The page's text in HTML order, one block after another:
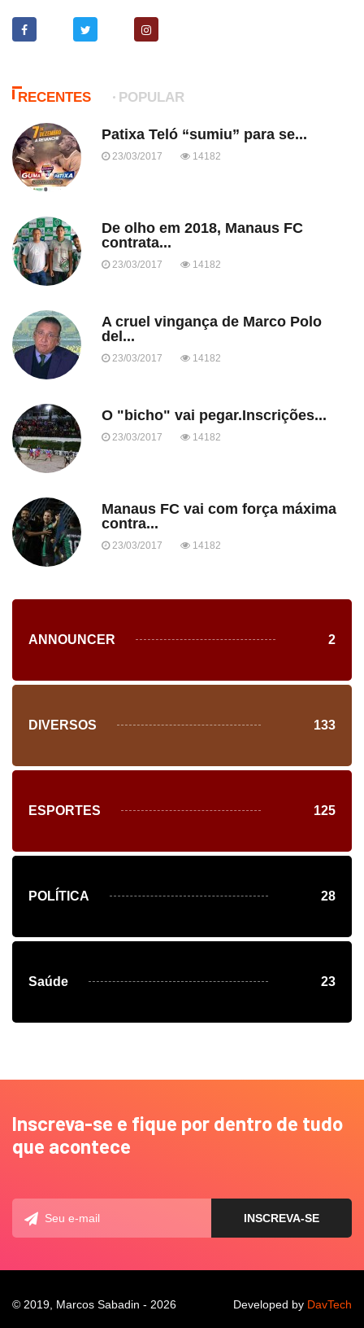
RECENTES POPULAR
Patixa Teló “sumiu” para se...
23/03/2017 14182
De olho em 2018, Manaus FC
contrata...
23/03/2017 14182
A cruel vingança de Marco Polo
del...
23/03/2017 14182
O "bicho" vai pegar.Inscrições...
23/03/2017 14182
Manaus FC vai com força máxima
contra...
23/03/2017 14182
ANNOUNCER 2
DIVERSOS 133
ESPORTES 125
POLÍTICA 28
Saúde 23
Inscreva-se e fique por dentro de tudo
que acontece
© 2019, Marcos Sabadin - 2026 Developed by DavTech